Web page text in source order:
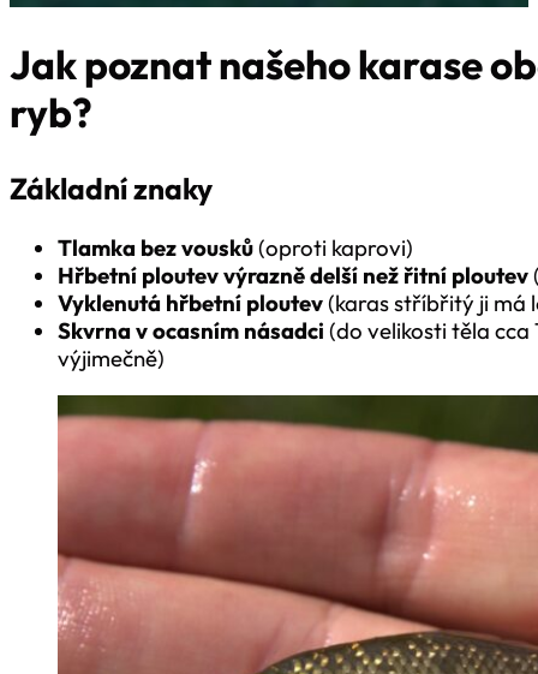
Jak poznat našeho karase
ryb?
Základní znaky
Tlamka bez vousků(oproti kaprovi)
Hřbetní ploutev výrazně delší než řitní ploutev
Vyklenutá hřbetní ploutev(karas stříbřitý ji má
Skvrna v ocasním násadci (do velikosti těla
výjimečně)